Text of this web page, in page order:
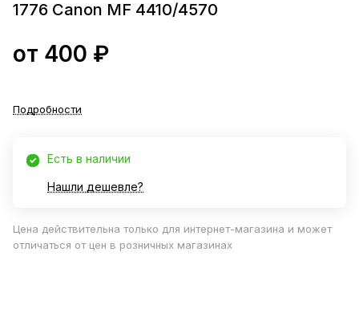
1776 Canon MF 4410/4570
от 400 ₽
Подробности
Есть в наличии
Нашли дешевле?
Цена действительна только для интернет-магазина и может
отличаться от цен в розничных магазинах